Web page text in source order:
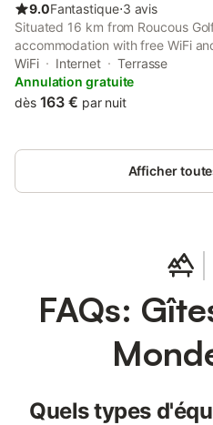
9.0Fantastique⋅3 avis
Situated 16 km from Roucous
accommodation with free WiFi
property is located 25 km from
km from Montauban Train Station
Club.
WiFi Internet
Terrasse
Annulation gratuite
dès 163 € par nuit
Afficher
FAQs:
Quels types